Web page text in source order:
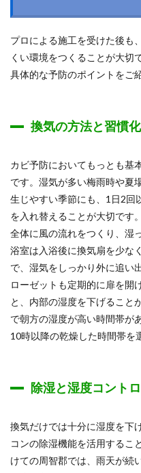
プロによる施工を受けた後も
くい環境をつくることが大切
具体的な予防のポイントをご
換気の方法と習慣
カビ予防においてもっとも基
です。湿気が多い梅雨時や夏
生じやすい季節にも、1日2回
を入れ替えることが大切です
全体に風の流れをつくり、湿
浴室は入浴後に換気扇を少な
で、湿気をしっかり外に追い
ローゼットも定期的に扉を開
と、内部の湿度を下げること
で朝方の湿度が高い時間帯が
10時以降の乾燥した時間帯を
除湿と湿度コント
換気だけでは十分に湿度を下
コンの除湿機能を活用するこ
けての周智郡では、雨天が続